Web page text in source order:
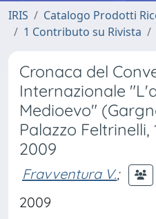
IRIS
Catalogo Prodotti
1 Contributo su Rivista
Cronaca del
Internazionale
Medioevo"
Palazzo
2009
Fravventura V.;
2009